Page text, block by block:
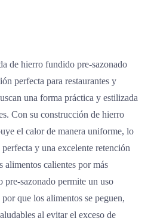
de hierro fundido pre-sazonado
perfecta para restaurantes y
una forma práctica y estilizada
Con su construcción de hierro
el calor de manera uniforme, lo
y una excelente retención
alimentos calientes por más
pre-sazonado permite un uso
que los alimentos se peguen,
al evitar el exceso de